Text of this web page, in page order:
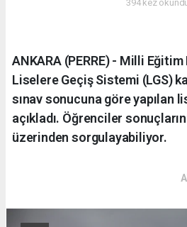
394 kez
ANKARA (PERRE) - Milli Eğitim
Liselere Geçiş Sistemi (LGS)
sınav sonucuna göre yapılan
açıkladı. Öğrenciler
üzerinden sorgulayabiliyor.